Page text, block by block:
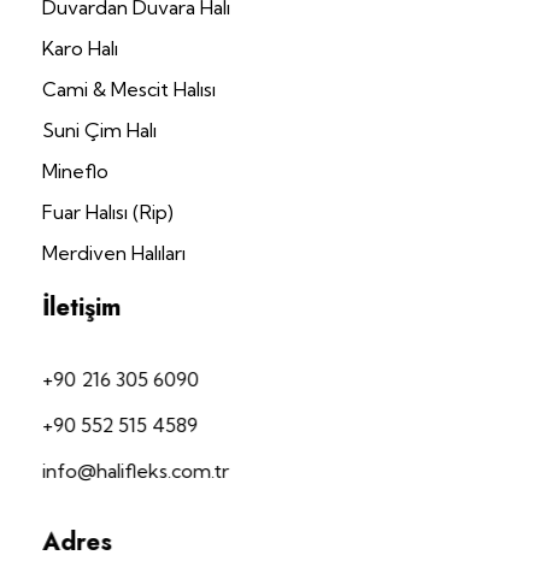
Duvardan Duvara Halı
Karo Halı
Cami & Mescit Halısı
Suni Çim Halı
Mineflo
Fuar Halısı (Rip)
Merdiven Halıları
İletişim
+90 216 305 6090
+90 552 515 4589
info@halifleks.com.tr
Adres